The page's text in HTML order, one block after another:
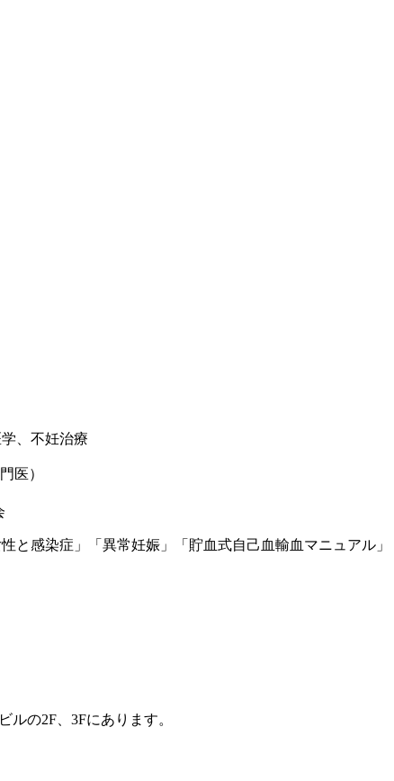
、不妊治療
医）
と感染症」「異常妊娠」「貯血式自己血輸血マニュア
の2F、3Fにあります。